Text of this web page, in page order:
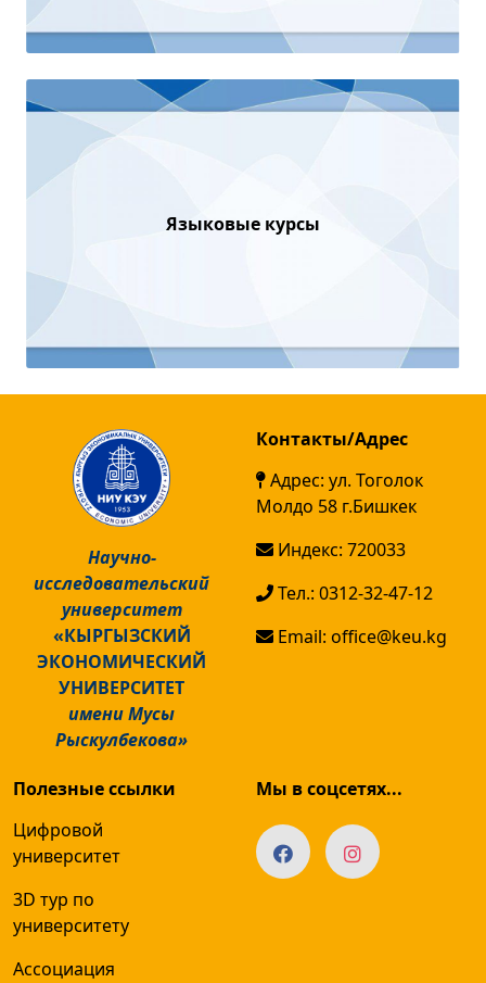
Языковые курсы
Научно-
исследовательский
университет
«КЫРГЫЗСКИЙ
ЭКОНОМИЧЕСКИЙ
УНИВЕРСИТЕТ
имени Мусы
Рыскулбекова»
Контакты/Адрес
Адрес: ул. Тоголок
Молдо 58 г.Бишкек
Индекс: 720033
Тел.: 0312-32-47-12
Email: office@keu.kg
Полезные ссылки
Цифровой
университет
3D тур по
университету
Ассоциация
Мы в соцсетях...